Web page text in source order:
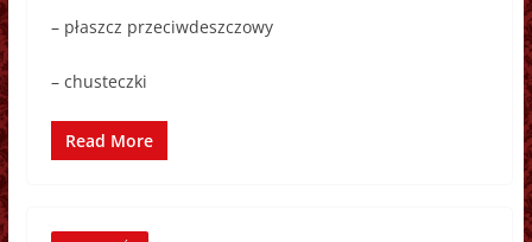
– płaszcz przeciwdeszczowy
– chusteczki
Read More